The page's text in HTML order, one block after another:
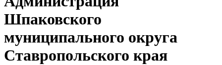
Шпаковского
муниципального округа
Ставропольского края